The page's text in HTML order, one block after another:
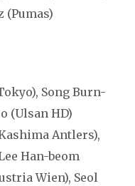
(Pumas)
Song Burn-
(Ulsan HD)
Antlers),
Han-beom
Wien), Seol